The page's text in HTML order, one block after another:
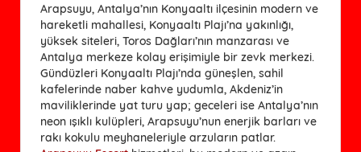
Arapsuyu, Antalya’nın Konyaaltı ilçesinin modern ve
hareketli mahallesi, Konyaaltı Plajı’na yakınlığı,
yüksek siteleri, Toros Dağları’nın manzarası ve
Antalya merkeze kolay erişimiyle bir zevk merkezi.
Gündüzleri Konyaaltı Plajı’nda güneşlen, sahil
kafelerinde naber kahve yudumla, Akdeniz’in
maviliklerinde yat turu yap; geceleri ise Antalya’nın
neon ışıklı kulüpleri, Arapsuyu’nun enerjik barları ve
rakı kokulu meyhaneleriyle arzuların patlar.